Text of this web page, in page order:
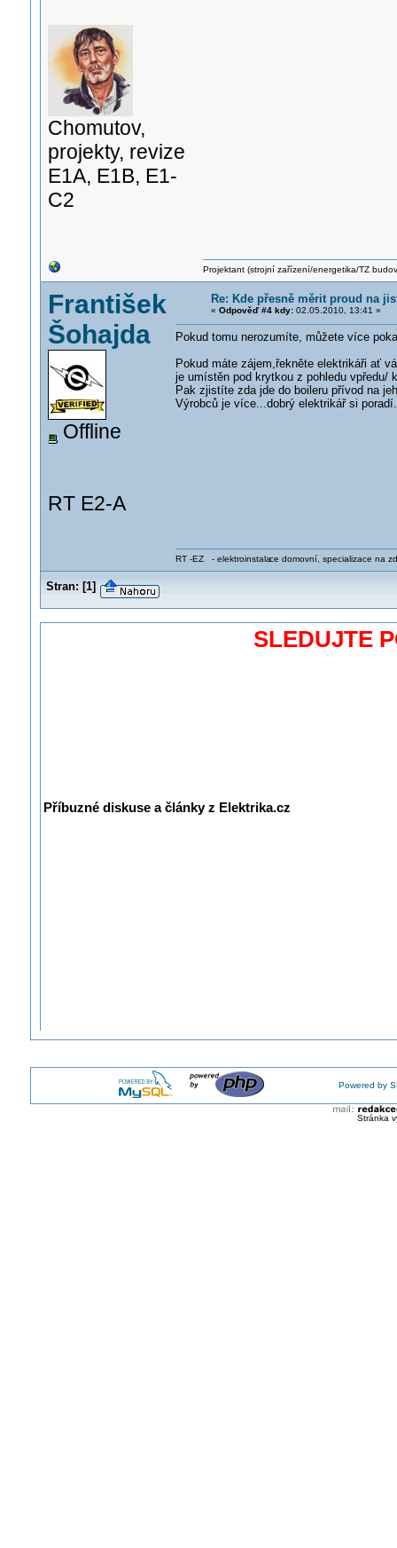
Chomutov,
projekty, revize
E1A, E1B, E1-
C2
Projektant (strojní zařízení/energetika/TZ
František
Šohajda
Offline
RT E2-A
Re: Kde přesně měrit proud na
« Odpověď #4 kdy:02.05.2010, 13:41 »
Pokud tomu nerozumíte, můžete více
Pokud máte zájem,řekněte elektrikáři ať
je umístěn pod krytkou z pohledu vpředu/
Pak zjistíte zda jde do boileru přívod na
Výrobců je více...dobrý elektrikář si
RT -EZ - elektroinstalace domovní, specializace na
Stran: [1]
SLEDUJTE
Příbuzné diskuse a články z Elektrika.cz
Powered by
Stránka